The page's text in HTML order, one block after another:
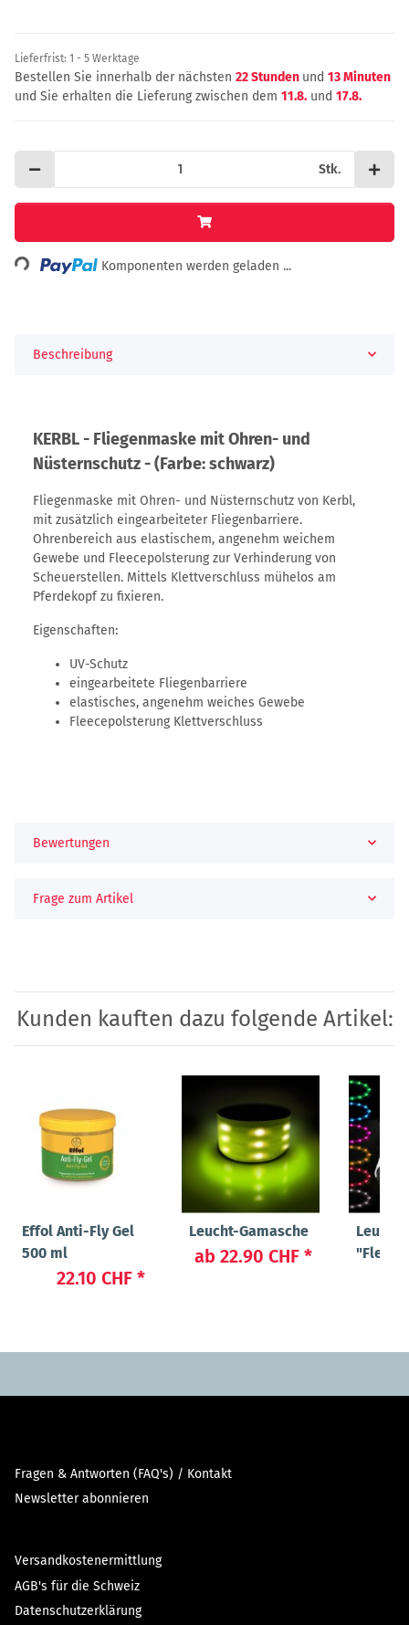
Lieferfrist: 1 - 5 Werktage
Bestellen Sie innerhalb der nächsten 22 Stunden und 13 Minuten
und Sie erhalten die Lieferung zwischen dem 11.8. und 17.8.
Stk.
Loading... Komponenten werden geladen ...
Beschreibung
KERBL - Fliegenmaske mit Ohren- und
Nüsternschutz - (Farbe: schwarz)
Fliegenmaske mit Ohren- und Nüsternschutz von Kerbl,
mit zusätzlich eingearbeiteter Fliegenbarriere.
Ohrenbereich aus elastischem, angenehm weichem
Gewebe und Fleecepolsterung zur Verhinderung von
Scheuerstellen. Mittels Klettverschluss mühelos am
Pferdekopf zu fixieren.
Eigenschaften:
UV-Schutz
eingearbeitete Fliegenbarriere
elastisches, angenehm weiches Gewebe
Fleecepolsterung Klettverschluss
Bewertungen
Frage zum Artikel
Kunden kauften dazu folgende Artikel:
Effol Anti-Fly Gel
500 ml
22.10 CHF *
Leucht-Gamasche
ab 22.90 CHF *
"Flex"
Fragen & Antworten (FAQ's) / Kontakt
Newsletter abonnieren
Versandkostenermittlung
AGB's für die Schweiz
Datenschutzerklärung